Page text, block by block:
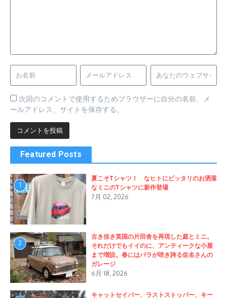
次回のコメントで使用するためブラウザーに自分の名前、メ
ールアドレス、サイトを保存する。
Featured Posts
1
夏こそTシャツ！ なヒトにピッタリのお洒落
なミニのTシャツに新作登場
7月 02, 2026
2
古き佳き英国の片田舎を再現した庭とミニ。
それだけでもイイのに、アンティークな小屋
まで増設。春にはバラが咲き誇る佐名さんの
ガレージ
6月 18, 2026
キャットセイバー、ラストストッパー、キー